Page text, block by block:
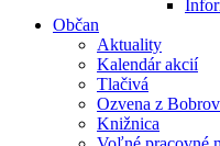
Občan
Aktuality
Kalendár akcií
Tlačivá
Ozvena z
Knižnica